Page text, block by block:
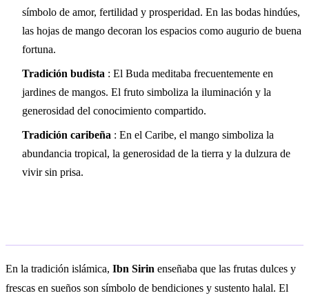
símbolo de amor, fertilidad y prosperidad. En las bodas hindúes,
las hojas de mango decoran los espacios como augurio de buena
fortuna.
Tradición budista : El Buda meditaba frecuentemente en
jardines de mangos. El fruto simboliza la iluminación y la
generosidad del conocimiento compartido.
Tradición caribeña : En el Caribe, el mango simboliza la
abundancia tropical, la generosidad de la tierra y la dulzura de
vivir sin prisa.
En la tradición islámica, Ibn Sirin enseñaba que las frutas dulces y
frescas en sueños son símbolo de bendiciones y sustento halal. El